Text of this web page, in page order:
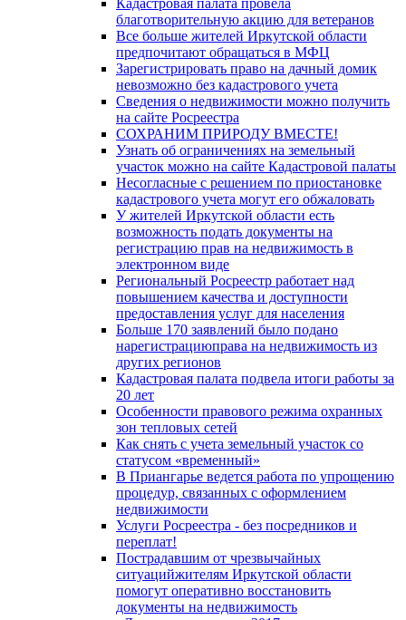
благотворительную акцию для ветеранов
Все больше жителей Иркутской области
предпочитают обращаться в МФЦ
Зарегистрировать право на дачный домик
невозможно без кадастрового учета
Сведения о недвижимости можно получить
на сайте Росреестра
СОХРАНИМ ПРИРОДУ ВМЕСТЕ!
Узнать об ограничениях на земельный
участок можно на сайте Кадастровой палаты
Несогласные с решением по приостановке
кадастрового учета могут его обжаловать
У жителей Иркутской области есть
возможность подать документы на
регистрацию прав на недвижимость в
электронном виде
Региональный Росреестр работает над
повышением качества и доступности
предоставления услуг для населения
Больше 170 заявлений было подано
нарегистрациюправа на недвижимость из
других регионов
Кадастровая палата подвела итоги работы за
20 лет
Особенности правового режима охранных
зон тепловых сетей
Как снять с учета земельный участок со
статусом «временный»
В Приангарье ведется работа по упрощению
процедур, связанных с оформлением
недвижимости
Услуги Росреестра - без посредников и
переплат!
Пострадавшим от чрезвычайных
ситуацийжителям Иркутской области
помогут оперативно восстановить
документы на недвижимость